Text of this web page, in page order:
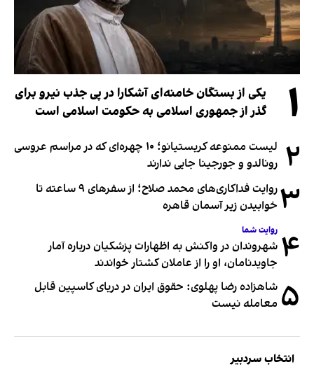
۱
یکی از بستگان خامنه‌ای آشکارا در پی جذب نیرو برای
گذر از جمهوری اسلامی به حکومت اسلامی است
۲
لیست ممنوعه کریستیانو؛ ۱۰ چهره‌ای که در مراسم عروسی
رونالدو و جورجینا جایی ندارند
۳
روایت فداکاری‌های محمد صلاح؛ از سفرهای ۹ ساعته تا
خوابیدن زیر آسمان قاهره
۴ روایت شما
شهروندان در واکنش به اظهارات پزشکیان درباره آمار
جاویدنامان، او را از عاملان کشتار خواندند
۵ شاهزاده رضا پهلوی: حقوق ایران در دریای کاسپین قابل
معامله نیست
انتخاب سردبیر